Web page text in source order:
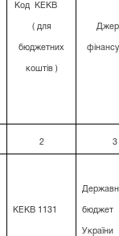
Код КЕКВ
( для
бюджетних
коштів )
2 3
КЕКВ 1131 бюджет
України